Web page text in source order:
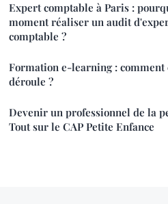
Expert comptable à Paris :
moment réaliser un audit
comptable ?
Formation e-learning : comment
déroule ?
Devenir un professionnel de la
Tout sur le CAP Petite Enfance